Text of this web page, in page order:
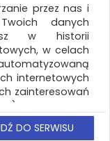
Porównaj (0 )
Siatka Lista
przez nas i
danych
w historii
w celach
internetowych
zainteresowań
w tym na
urządzeniach i
do serwisu”.
DO SERWISU